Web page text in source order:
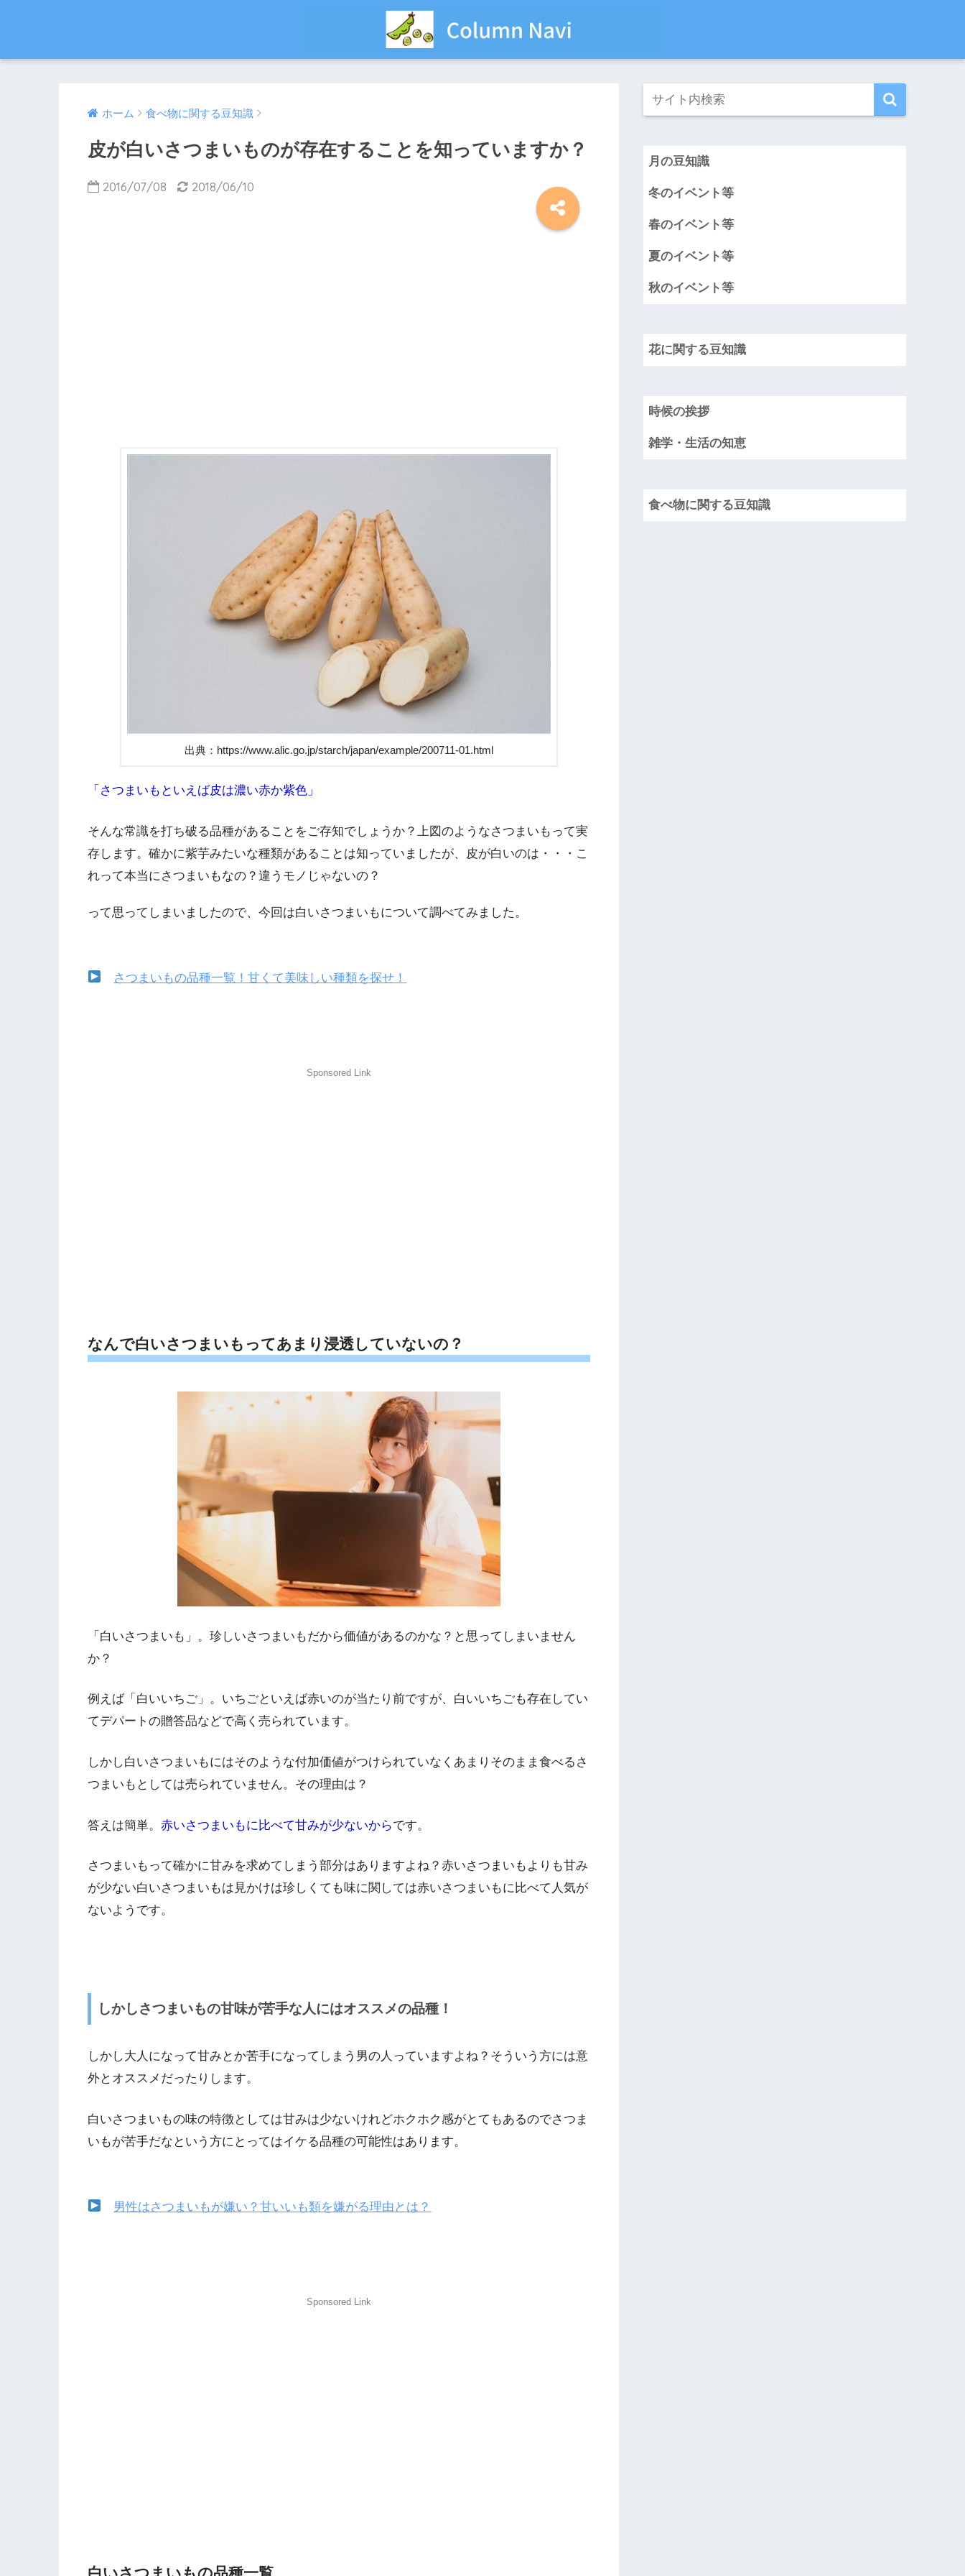
ホーム 食べ物に関する豆知識
皮が白いさつまいものが存在することを知っていますか？
2016/07/08 2018/06/10
出典：https://www.alic.go.jp/starch/japan/example/200711-01.html
「さつまいもといえば皮は濃い赤か紫色」
そんな常識を打ち破る品種があることをご存知でしょうか？上図のようなさつまいもって実
存します。確かに紫芋みたいな種類があることは知っていましたが、皮が白いのは・・・こ
れって本当にさつまいもなの？違うモノじゃないの？
って思ってしまいましたので、今回は白いさつまいもについて調べてみました。
さつまいもの品種一覧！甘くて美味しい種類を探せ！
Sponsored Link
なんで白いさつまいもってあまり浸透していないの？
「白いさつまいも」。珍しいさつまいもだから価値があるのかな？と思ってしまいません
か？
例えば「白いいちご」。いちごといえば赤いのが当たり前ですが、白いいちごも存在してい
てデパートの贈答品などで高く売られています。
しかし白いさつまいもにはそのような付加価値がつけられていなくあまりそのまま食べるさ
つまいもとしては売られていません。その理由は？
答えは簡単。 赤いさつまいもに比べて甘みが少ないからです。
さつまいもって確かに甘みを求めてしまう部分はありますよね？赤いさつまいもよりも甘み
が少ない白いさつまいもは見かけは珍しくても味に関しては赤いさつまいもに比べて人気が
ないようです。
しかしさつまいもの甘味が苦手な人にはオススメの品種！
しかし大人になって甘みとか苦手になってしまう男の人っていますよね？そういう方には意
外とオススメだったりします。
白いさつまいもの味の特徴としては甘みは少ないけれどホクホク感がとてもあるのでさつま
いもが苦手だなという方にとってはイケる品種の可能性はあります。
男性はさつまいもが嫌い？甘いいも類を嫌がる理由とは？
Sponsored Link
月の豆知識
冬のイベント等
春のイベント等
夏のイベント等
秋のイベント等
花に関する豆知識
時候の挨拶
雑学・生活の知恵
食べ物に関する豆知識